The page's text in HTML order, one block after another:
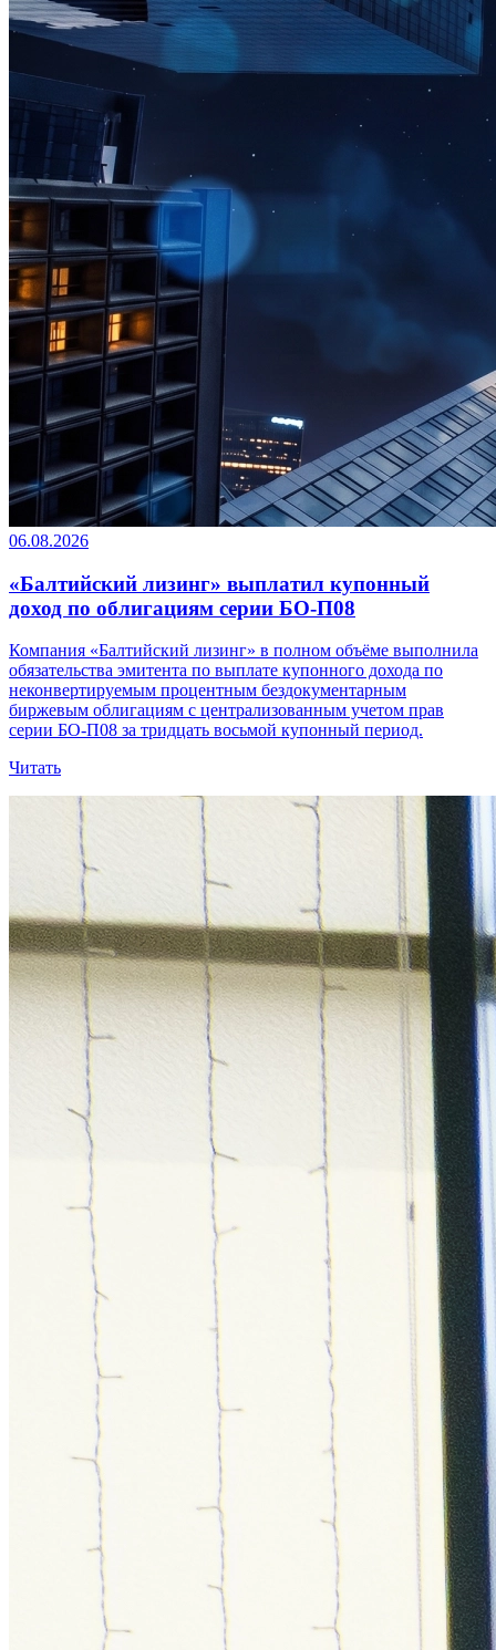
06.08.2026
«Балтийский лизинг» выплатил купонный
доход по облигациям серии БО-П08
Компания «Балтийский лизинг» в полном объёме выполнила
обязательства эмитента по выплате купонного дохода по
неконвертируемым процентным бездокументарным
биржевым облигациям с централизованным учетом прав
серии БО-П08 за тридцать восьмой купонный период.
Читать